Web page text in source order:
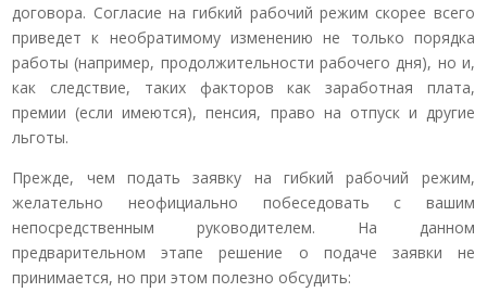
договора. Согласие на гибкий рабочий режим скорее всего
приведет к необратимому изменению не только порядка
работы (например, продолжительности рабочего дня), но и,
как следствие, таких факторов как заработная плата,
премии (если имеются), пенсия, право на отпуск и другие
льготы.
Прежде, чем подать заявку на гибкий рабочий режим,
желательно неофициально побеседовать с вашим
непосредственным руководителем. На данном
предварительном этапе решение о подаче заявки не
принимается, но при этом полезно обсудить: